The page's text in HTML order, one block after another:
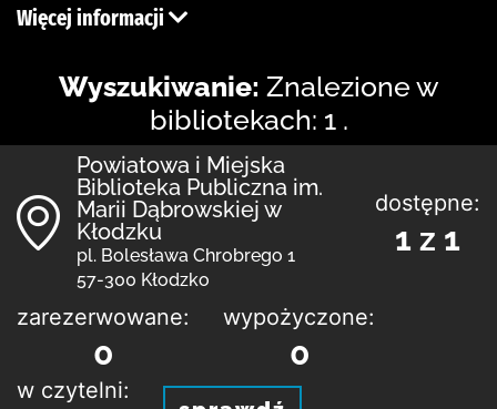
Więcej informacji
Wyszukiwanie: Znalezione w
bibliotekach: 1 .
Powiatowa i Miejska
Biblioteka Publiczna im.
Marii Dąbrowskiej w
Kłodzku
pl. Bolesława Chrobrego 1
57-300 Kłodzko
dostępne:
1 z 1
zarezerwowane:
0
wypożyczone:
0
w czytelni: